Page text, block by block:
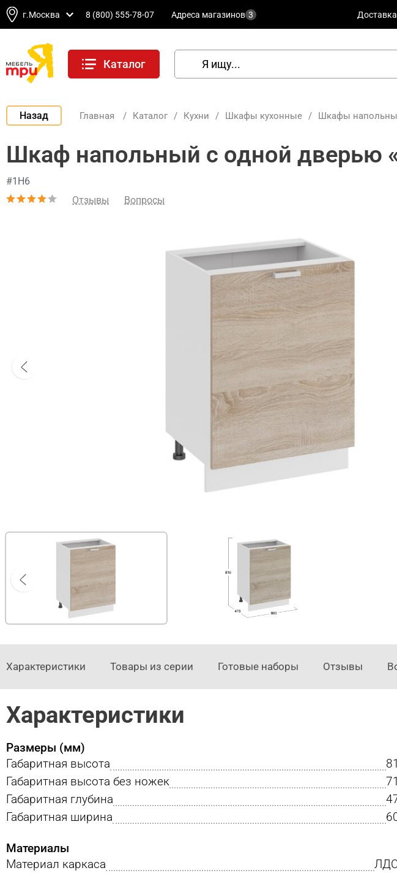
г.Москва 8 (800) 555-78-07 Адреса магазинов 3 Доставка
Каталог
Назад Главная / Каталог / Кухни / Шкафы кухонные / Шкафы
Шкаф напольный с одной дверью
#1Н6
Отзывы
Вопросы
Характеристики Товары из серии Готовые наборы Отзывы
Характеристики
Размеры (мм)
Габаритная высота
Габаритная высота без ножек
Габаритная глубина
Габаритная ширина
Материалы
Материал каркаса